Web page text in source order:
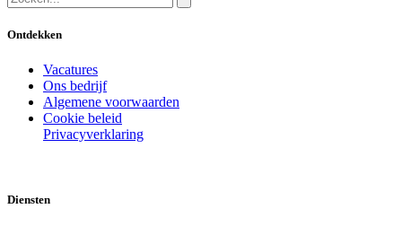
Ontdekken
Vacatures
Ons bedrijf
Algemene voorwaarden
Cookie beleid
Privacyverklaring
Diensten